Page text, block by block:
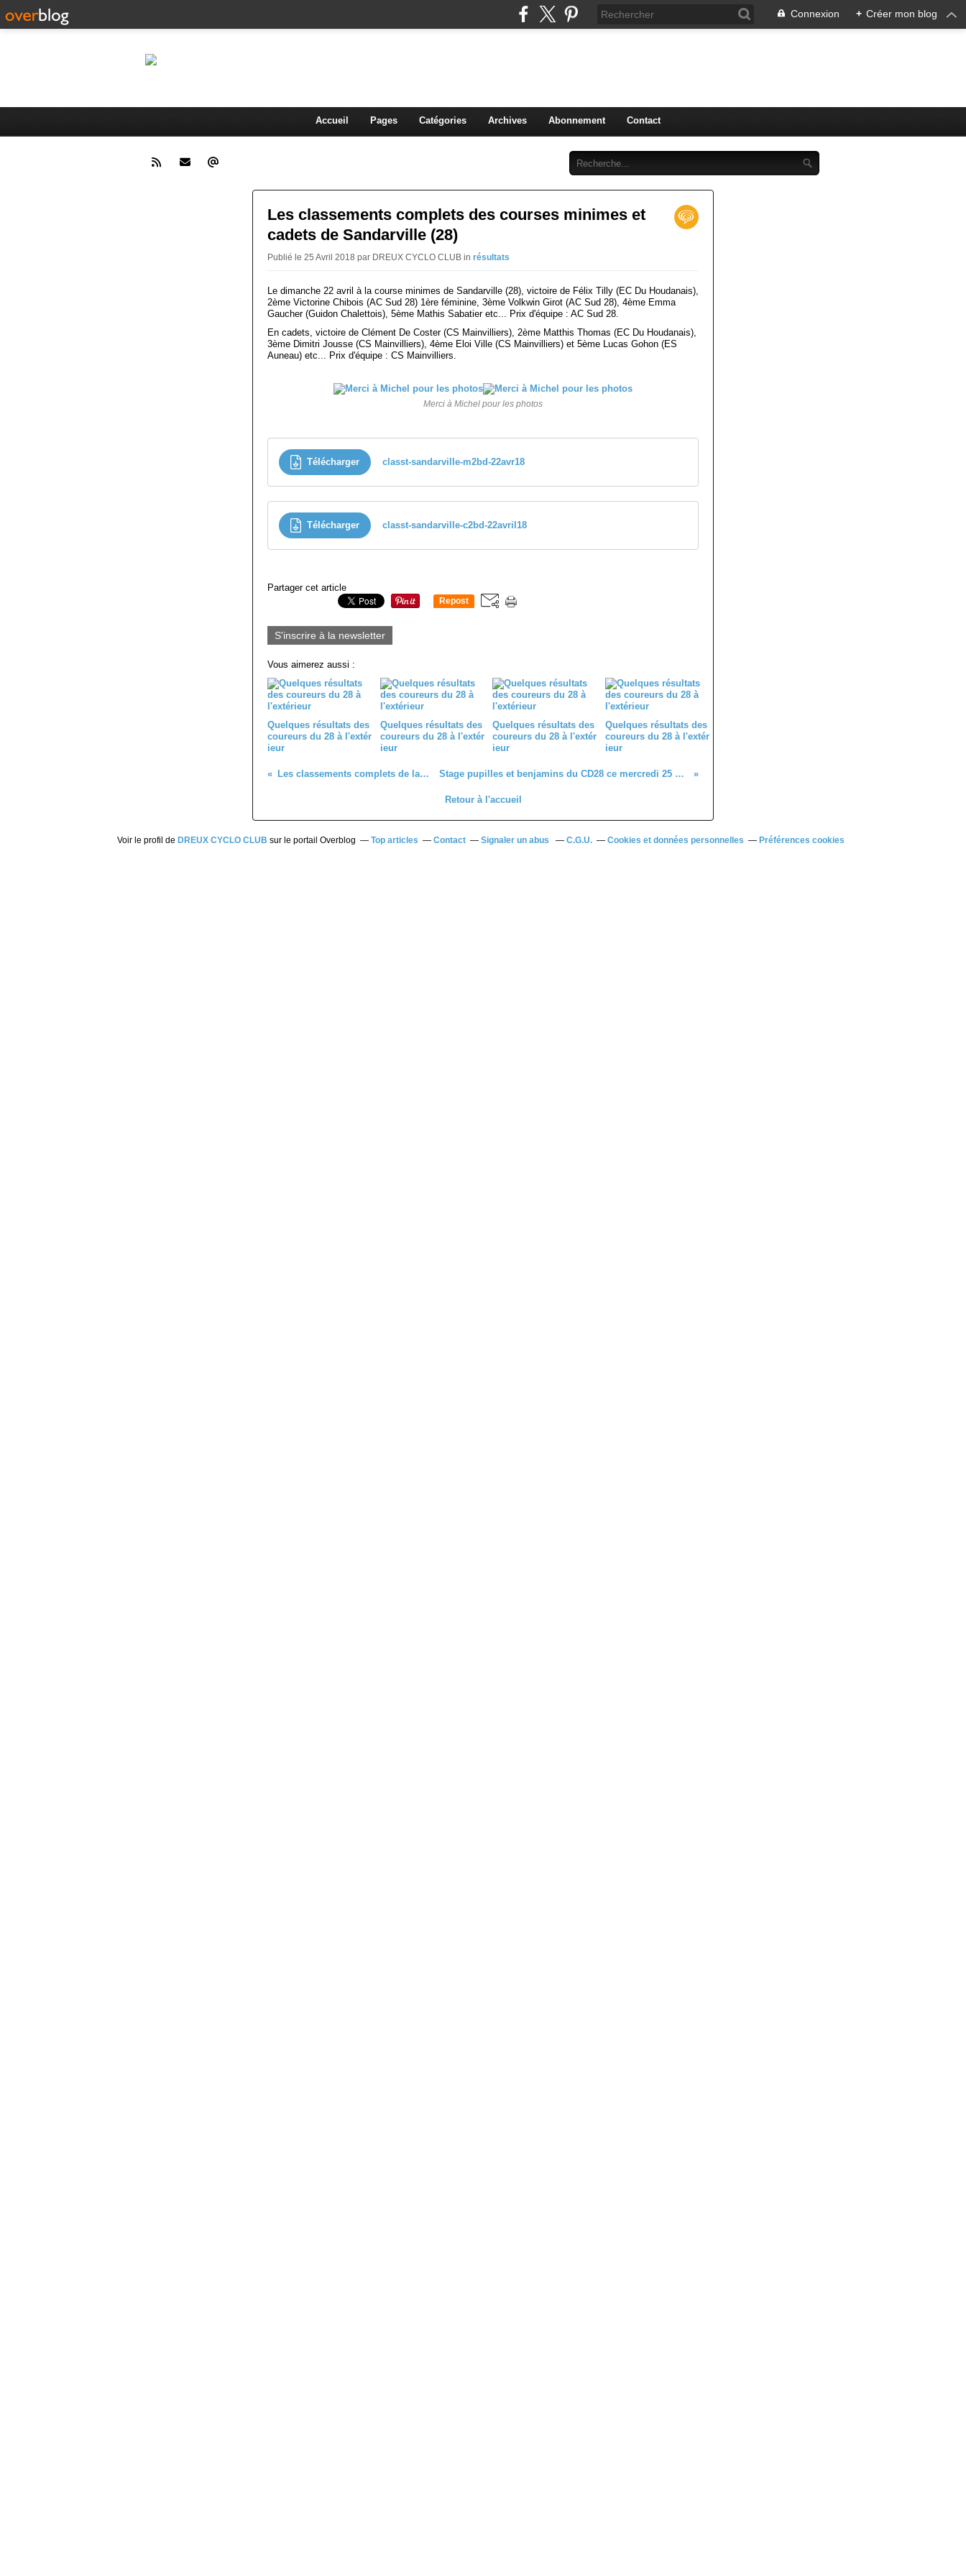
Connexion + Créer mon blog
Accueil Pages Catégories Archives Abonnement Contact
Les classements complets des courses minimes et
cadets de Sandarville (28)
Publié le 25 Avril 2018 par DREUX CYCLO CLUB in résultats
Le dimanche 22 avril à la course minimes de Sandarville (28), victoire de Félix Tilly (EC Du Houdanais),
2ème Victorine Chibois (AC Sud 28) 1ère féminine, 3ème Volkwin Girot (AC Sud 28), 4ème Emma
Gaucher (Guidon Chalettois), 5ème Mathis Sabatier etc... Prix d'équipe : AC Sud 28.
En cadets, victoire de Clément De Coster (CS Mainvilliers), 2ème Matthis Thomas (EC Du Houdanais),
3ème Dimitri Jousse (CS Mainvilliers), 4ème Eloi Ville (CS Mainvilliers) et 5ème Lucas Gohon (ES
Auneau) etc... Prix d'équipe : CS Mainvilliers.
Merci à Michel pour les photos
Télécharger classt-sandarville-m2bd-22avr18
Télécharger classt-sandarville-c2bd-22avril18
Partager cet article
Repost
S'inscrire à la newsletter
Vous aimerez aussi :
Quelques résultats des
coureurs du 28 à l'extér
ieur
Quelques résultats des
coureurs du 28 à l'extér
ieur
Quelques résultats des
coureurs du 28 à l'extér
ieur
Quelques résultats des
coureurs du 28 à l'extér
ieur
Les classements complets de la 3 et J de Semoy (45) Stage pupilles et benjamins du CD28 ce mercredi 25 avril avec 10 jeunes du Dreux CC
Retour à l'accueil
Voir le profil de DREUX CYCLO CLUB sur le portail Overblog Top articles Contact Signaler un abus C.G.U. Cookies et données personnelles Préférences cookies